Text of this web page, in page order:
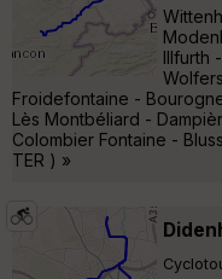
Illfurth
Froidefontaine -
Lès Montbéliard -
Colombier Fontaine -
TER ) »